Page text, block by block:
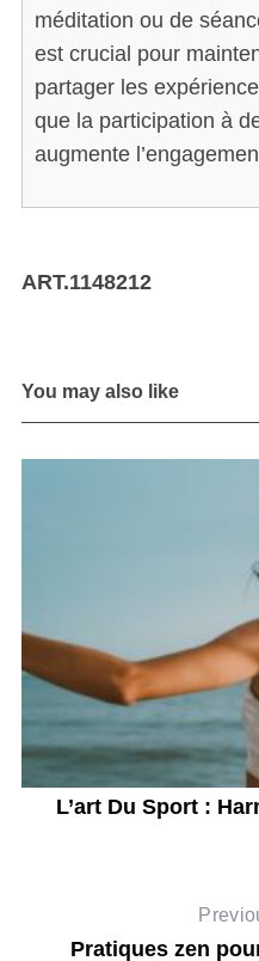
méditation ou de
est crucial pour
partager les
que la participation à
augmente
ART.1148212
You may also like
L’art Du Sport :
Pratiques zen